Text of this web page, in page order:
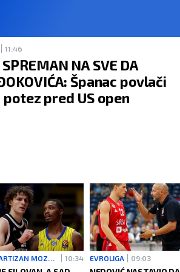
11:46
NA SVE DA
Španac povlači
pred US open
10:34 EVROLIGA 09:03